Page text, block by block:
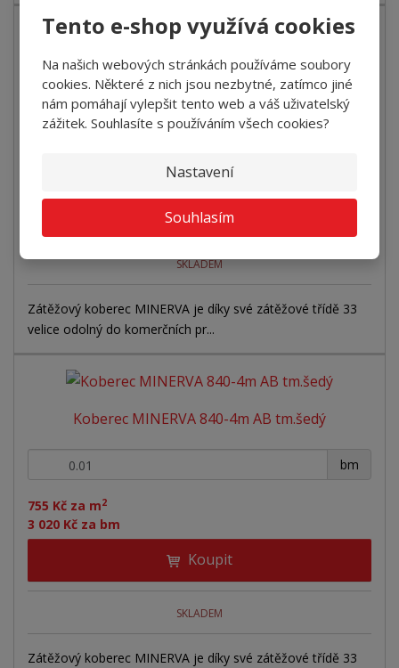
Tento e-shop využívá cookies
Na našich webových stránkách používáme soubory
cookies. Některé z nich jsou nezbytné, zatímco jiné
nám pomáhají vylepšit tento web a váš uživatelský
zážitek. Souhlasíte s používáním všech cookies?
Nastavení
Souhlasím
Koberec MINERVA 830-4m AB šedo-hnědá
bm
+
Koupit
SKLADEM
Zátěžový koberec MINERVA je díky své zátěžové třídě 33
velice odolný do komerčních pr...
Koberec MINERVA 840-4m AB tm.šedý
755 Kč za m2
3 020 Kč za bm
bm
+ -
Koupit
SKLADEM
Zátěžový koberec MINERVA je díky své zátěžové třídě 33